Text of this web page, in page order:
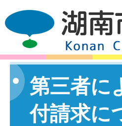
第三者に
付請求に